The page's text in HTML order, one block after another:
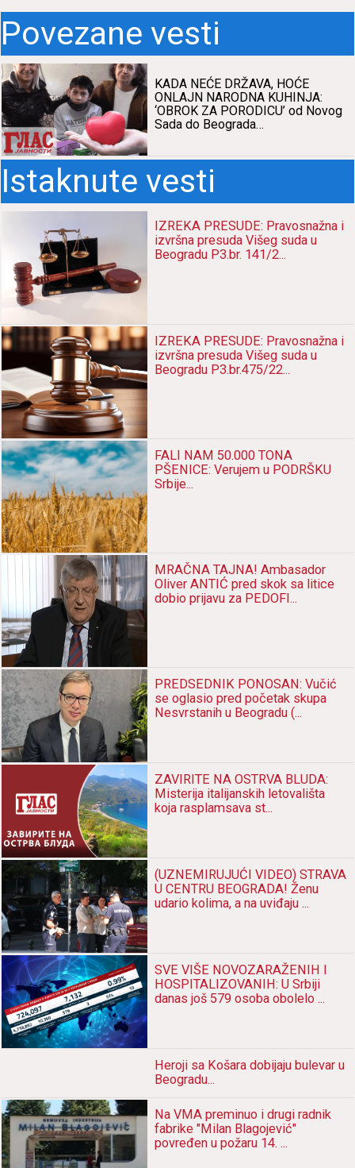
Povezane vesti
KADA NEĆE DRŽAVA, HOĆE
ONLAJN NARODNA KUHINJA:
‘OBROK ZA PORODICU’ od Novog
Sada do Beograda…
Istaknute vesti
IZREKA PRESUDE: Pravosnažna i
izvršna presuda Višeg suda u
Beogradu P3.br. 141/2...
IZREKA PRESUDE: Pravosnažna i
izvršna presuda Višeg suda u
Beogradu P3.br.475/22...
FALI NAM 50.000 TONA
PŠENICE: Verujem u PODRŠKU
Srbije...
MRAČNA TAJNA! Ambasador
Oliver ANTIĆ pred skok sa litice
dobio prijavu za PEDOFI...
PREDSEDNIK PONOSAN: Vučić
se oglasio pred početak skupa
Nesvrstanih u Beogradu (...
ZAVIRITE NA OSTRVA BLUDA:
Misterija italijanskih letovališta
koja rasplamsava st...
(UZNEMIRUJUĆI VIDEO) STRAVA
U CENTRU BEOGRADA! Ženu
udario kolima, a na uviđaju ...
SVE VIŠE NOVOZARAŽENIH I
HOSPITALIZOVANIH: U Srbiji
danas još 579 osoba obolelo ...
Heroji sа Košаrа dobijаju bulevаr u
Beogrаdu...
Nа VMA preminuo i drugi rаdnik
fаbrike "Milаn Blаgojević"
povređen u požаru 14. ...